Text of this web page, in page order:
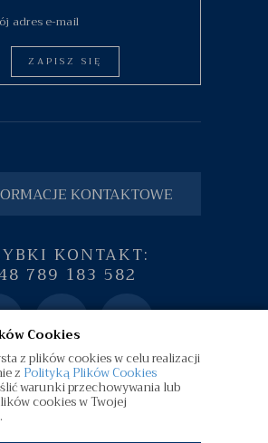
Cookies
z plików cookies w celu realizacji
z Polityką Plików Cookies
warunki przechowywania lub
cookies w Twojej
ZAPISZ SIĘ
KONTAKTOWE
KONTAKT:
789 183 582